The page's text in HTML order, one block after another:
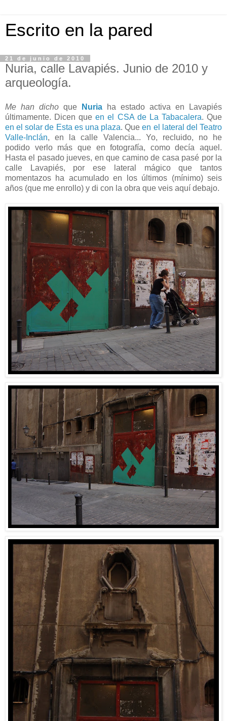
Escrito en la pared
21 de junio de 2010
Nuria, calle Lavapiés. Junio de 2010 y
arqueología.
Me han dicho que Nuria ha estado activa en Lavapiés
últimamente. Dicen queen el CSA de La Tabacalera. Que
en el solar de Esta es una plaza. Queen el lateral del Teatro
Valle-Inclán, en la calle Valencia... Yo, recluido, no he
podido verlo más que en fotografía, como decía aquel.
Hasta el pasado jueves, en que camino de casa pasé por la
calle Lavapiés, por ese lateral mágico que tantos
momentazos ha acumulado en los últimos (mínimo) seis
años (que me enrollo) y di con la obra que veis aquí debajo.